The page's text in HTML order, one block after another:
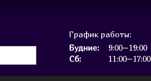
График работы:
Будние:
9:00–19:00
Сб:
11:00–17:00